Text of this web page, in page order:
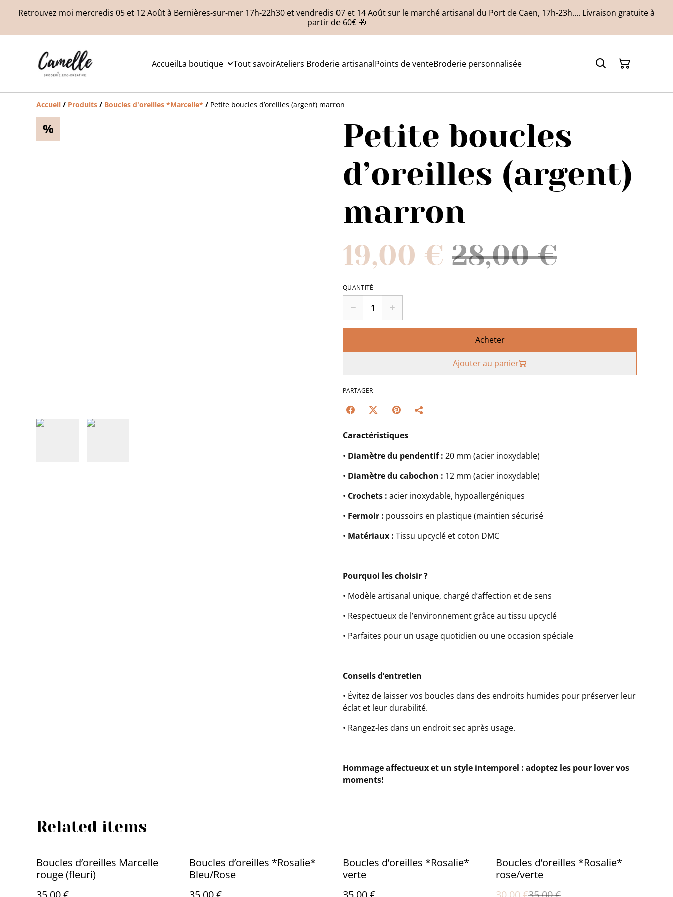
Retrouvez moi mercredis 05 et 12 Août à Bernières-sur-mer 17h-22h30 et vendredis 07 et 14 Août sur le marché artisanal du Port de Caen, 17h-23h…. Livraison gratuite à
partir de 60€ 🎁
AccueilLa boutique Tout savoirAteliers Broderie artisanalPoints de venteBroderie personnalisée
Accueil / Produits / Boucles d'oreilles *Marcelle* / Petite boucles d’oreilles (argent) marron
%
Petite boucles
d’oreilles (argent)
marron
19,00 € 28,00 €
QUANTITÉ
Acheter
Ajouter au panier
PARTAGER
Caractéristiques
• Diamètre du pendentif : 20 mm (acier inoxydable)
• Diamètre du cabochon : 12 mm (acier inoxydable)
• Crochets : acier inoxydable, hypoallergéniques
• Fermoir : poussoirs en plastique (maintien sécurisé
• Matériaux : Tissu upcyclé et coton DMC
Pourquoi les choisir ?
• Modèle artisanal unique, chargé d’affection et de sens
• Respectueux de l’environnement grâce au tissu upcyclé
• Parfaites pour un usage quotidien ou une occasion spéciale
Conseils d’entretien
• Évitez de laisser vos boucles dans des endroits humides pour préserver leur
éclat et leur durabilité.
• Rangez-les dans un endroit sec après usage.
Hommage affectueux et un style intemporel : adoptez les pour lover vos
moments!
Related items
Boucles d’oreilles Marcelle
rouge (fleuri)
Boucles d’oreilles *Rosalie*
Bleu/Rose
Boucles d’oreilles *Rosalie*
verte
%
Boucles d’oreilles *Rosalie*
rose/verte